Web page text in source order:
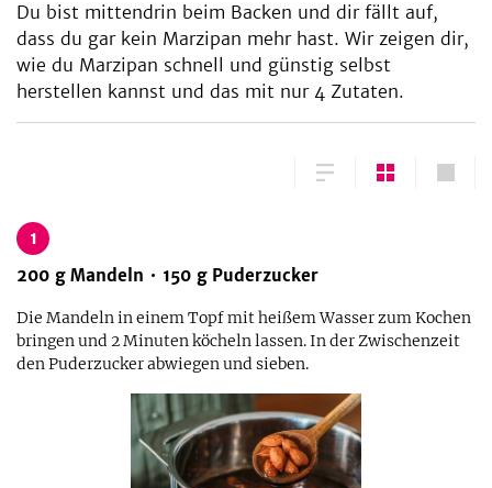
Du bist mittendrin beim Backen und dir fällt auf,
dass du gar kein Marzipan mehr hast. Wir zeigen dir,
wie du Marzipan schnell und günstig selbst
herstellen kannst und das mit nur 4 Zutaten.
1
200 g Mandeln 150 g Puderzucker
Die Mandeln in einem Topf mit heißem Wasser zum Kochen
bringen und 2 Minuten köcheln lassen. In der Zwischenzeit
den Puderzucker abwiegen und sieben.